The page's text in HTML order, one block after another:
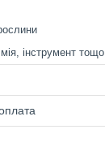
інструмент тощо